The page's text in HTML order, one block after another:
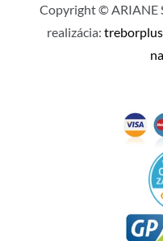
Copyright © ARIANE
realizácia: